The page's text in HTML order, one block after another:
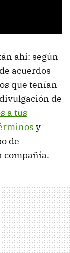
ahí: según
acuerdos
que tenían
de
a tus
y
de
compañía.